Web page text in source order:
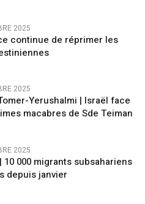
2025
continue de réprimer les
2025
Yerushalmi | Israël face
macabres de Sde Teiman
2025
10 000 migrants subsahariens
depuis janvier